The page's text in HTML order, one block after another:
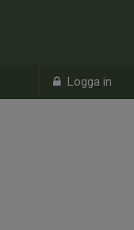
Logga in